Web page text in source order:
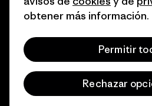
© 2026 Patagonia, Inc. Todos los
obtener más información.
Permitir
Rechazar